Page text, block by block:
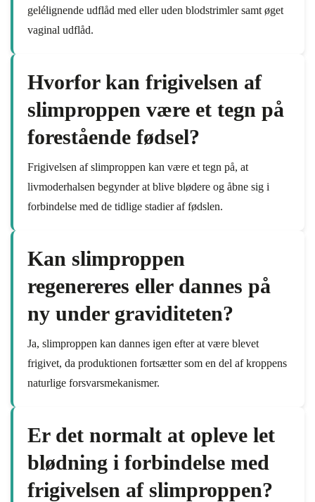
gelélignende udflåd med eller uden blodstrimler samt øget
vaginal udflåd.
Hvorfor kan frigivelsen af
slimproppen være et tegn på
forestående fødsel?
Frigivelsen af slimproppen kan være et tegn på, at
livmoderhalsen begynder at blive blødere og åbne sig i
forbindelse med de tidlige stadier af fødslen.
Kan slimproppen
regenereres eller dannes på
ny under graviditeten?
Ja, slimproppen kan dannes igen efter at være blevet
frigivet, da produktionen fortsætter som en del af kroppens
naturlige forsvarsmekanismer.
Er det normalt at opleve let
blødning i forbindelse med
frigivelsen af slimproppen?